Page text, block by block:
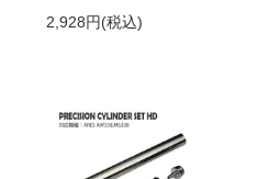
2,928円(税込)